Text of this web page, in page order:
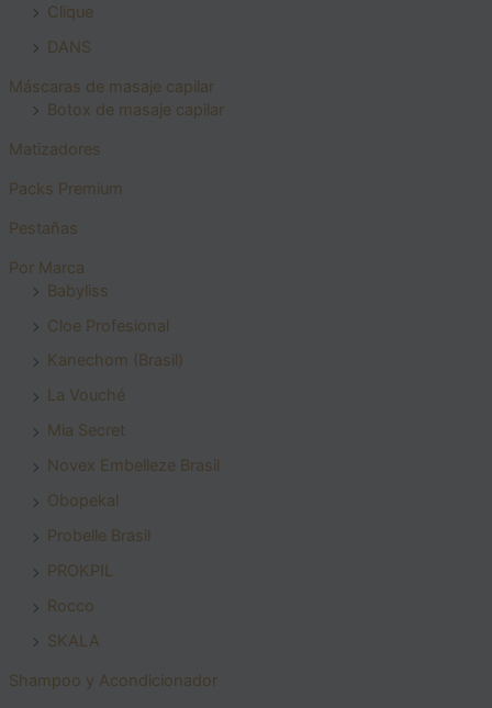
Clique
DANS
Máscaras de masaje capilar
Botox de masaje capilar
Matizadores
Packs Premium
Pestañas
Por Marca
Babyliss
Cloe Profesional
Kanechom (Brasil)
La Vouché
Mia Secret
Novex Embelleze Brasil
Obopekal
Probelle Brasil
PROKPIL
Rocco
SKALA
Shampoo y Acondicionador